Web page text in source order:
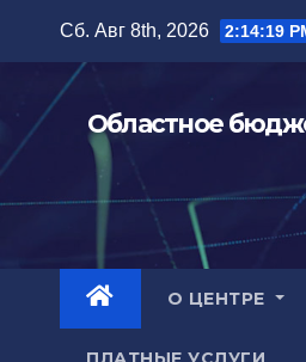
содержимому
Сб. Авг 8th, 2026 2:14:20
Областное
О ЦЕНТРЕ